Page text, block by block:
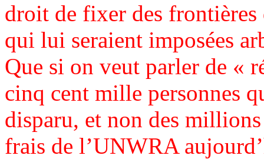
droit de fixer des frontières
qui lui seraient imposées
Que si on veut parler de «
cinq cent mille personnes
disparu, et non des
frais de l’UNWRA